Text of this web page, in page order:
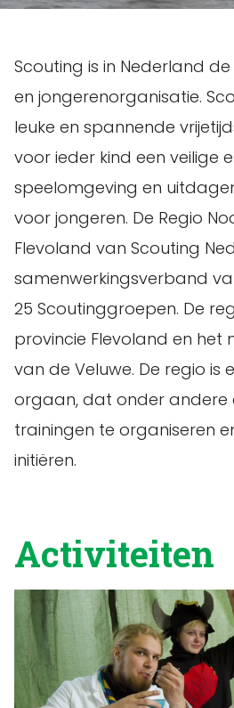
Scouting is in Nederland
en jongerenorganisatie.
leuke en spannende
voor ieder kind een veilige
speelomgeving en
voor jongeren. De Regio
Flevoland van Scouting
samenwerkingsverband
25 Scoutinggroepen. De
provincie Flevoland en het
van de Veluwe. De regio is
orgaan, dat onder andere
trainingen te organiseren
initiëren.
Activiteiten